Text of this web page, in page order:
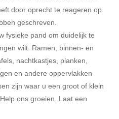
door oprecht te reageren op
geschreven.
fysieke pand om duidelijk te
wilt. Ramen, binnen- en
nachtkastjes, planken,
en andere oppervlakken
zijn waar u een groot of klein
ons groeien. Laat een